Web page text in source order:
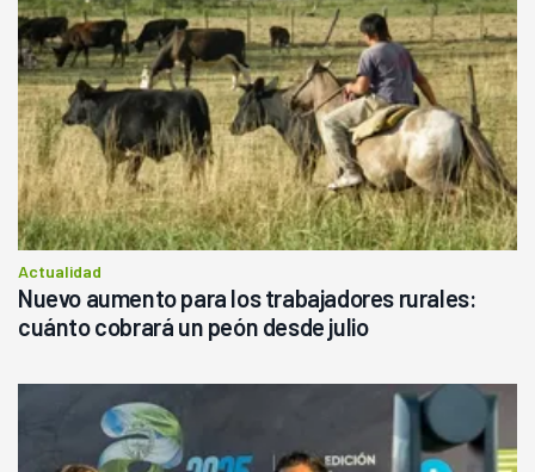
Actualidad
Nuevo aumento para los trabajadores rurales:
cuánto cobrará un peón desde julio